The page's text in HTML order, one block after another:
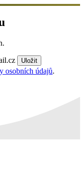
Uložit
osobních údajů.